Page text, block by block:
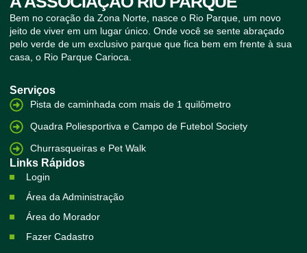
Bem no coração da Zona Norte, nasce o Rio Parque, um novo
jeito de viver em um lugar único. Onde você se sente abraçado
pelo verde de um exclusivo parque que fica bem em frente à sua
casa, o Rio Parque Carioca.
Serviços
Pista de caminhada com mais de 1 quilômetro
Quadra Poliesportiva e Campo de Futebol Society
Churrasqueiras e Pet Walk
Links Rápidos
Login
Área da Administração
Área do Morador
Fazer Cadastro